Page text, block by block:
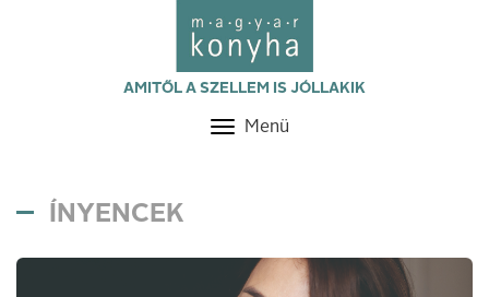
AMITŐL A SZELLEM IS JÓLLAKIK
Toggle
Menü
ÍNYENCEK